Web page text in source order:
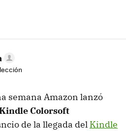
semana Amazon lanzó
Colorsoft
de la llegada del Kindle